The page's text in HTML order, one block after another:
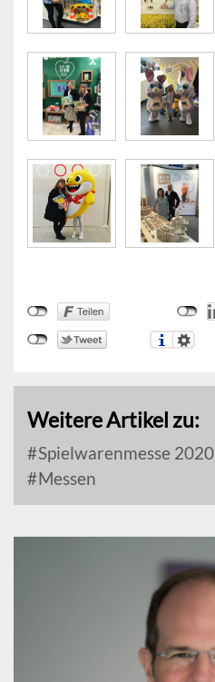
Weitere Artikel zu:
Spielwarenmesse 2020
Messen